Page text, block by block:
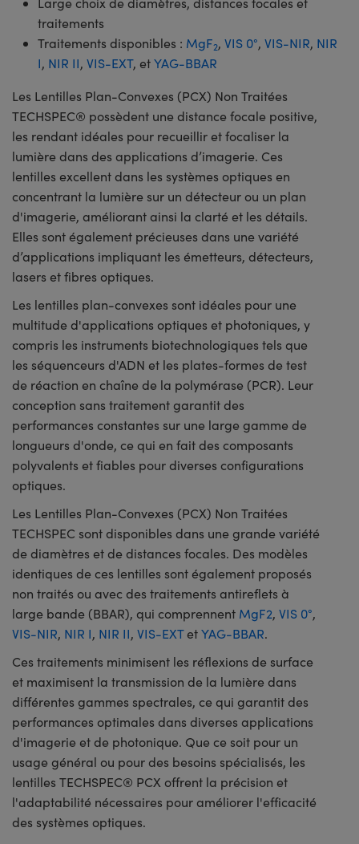
traitements
Traitements disponibles : MgF2, VIS 0°, VIS-NIR, NIR
I, NIR II, VIS-EXT, etYAG-BBAR
Les Lentilles Plan-Convexes (PCX) Non Traitées
TECHSPEC® possèdent une distance focale positive,
les rendant idéales pour recueillir et focaliser la
lumière dans des applications d’imagerie. Ces
lentilles excellent dans les systèmes optiques en
concentrant la lumière sur un détecteur ou un plan
d'imagerie, améliorant ainsi la clarté et les détails.
Elles sont également précieuses dans une variété
d’applications impliquant les émetteurs, détecteurs,
lasers et fibres optiques.
Les lentilles plan-convexes sont idéales pour une
multitude d'applications optiques et photoniques, y
compris les instruments biotechnologiques tels que
les séquenceurs d'ADN et les plates-formes de test
de réaction en chaîne de la polymérase (PCR). Leur
conception sans traitement garantit des
performances constantes sur une large gamme de
longueurs d'onde, ce qui en fait des composants
polyvalents et fiables pour diverses configurations
optiques.
Les Lentilles Plan-Convexes (PCX) Non Traitées
TECHSPEC sont disponibles dans une grande variété
de diamètres et de distances focales. Des modèles
identiques de ces lentilles sont également proposés
non traités ou avec des traitements antireflets à
large bande (BBAR), qui comprennent MgF2, VIS 0°,
VIS-NIR, NIR I, NIR II, VIS-EXTetYAG-BBAR.
Ces traitements minimisent les réflexions de surface
et maximisent la transmission de la lumière dans
différentes gammes spectrales, ce qui garantit des
performances optimales dans diverses applications
d'imagerie et de photonique. Que ce soit pour un
usage général ou pour des besoins spécialisés, les
lentilles TECHSPEC® PCX offrent la précision et
l'adaptabilité nécessaires pour améliorer l'efficacité
des systèmes optiques.